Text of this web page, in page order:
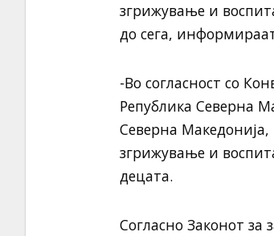
згрижување и
до сега,
-Во согласност со
Република Северна
Северна
згрижување и
децата.
Согласно Законот